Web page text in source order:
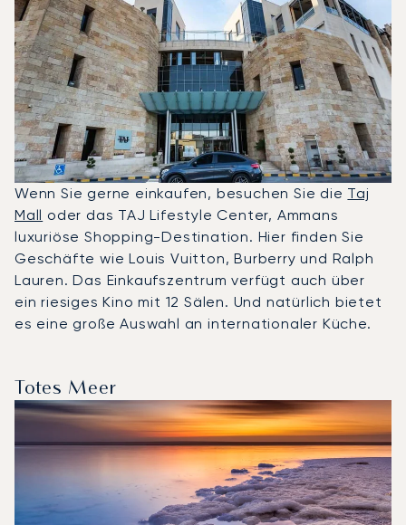
Wenn Sie gerne einkaufen, besuchen Sie die Taj
Mall oder das TAJ Lifestyle Center, Ammans
luxuriöse Shopping-Destination. Hier finden Sie
Geschäfte wie Louis Vuitton, Burberry und Ralph
Lauren. Das Einkaufszentrum verfügt auch über
ein riesiges Kino mit 12 Sälen. Und natürlich bietet
es eine große Auswahl an internationaler Küche.
Totes Meer